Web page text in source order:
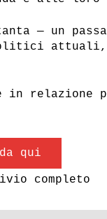
— un
in relazione
qui
completo